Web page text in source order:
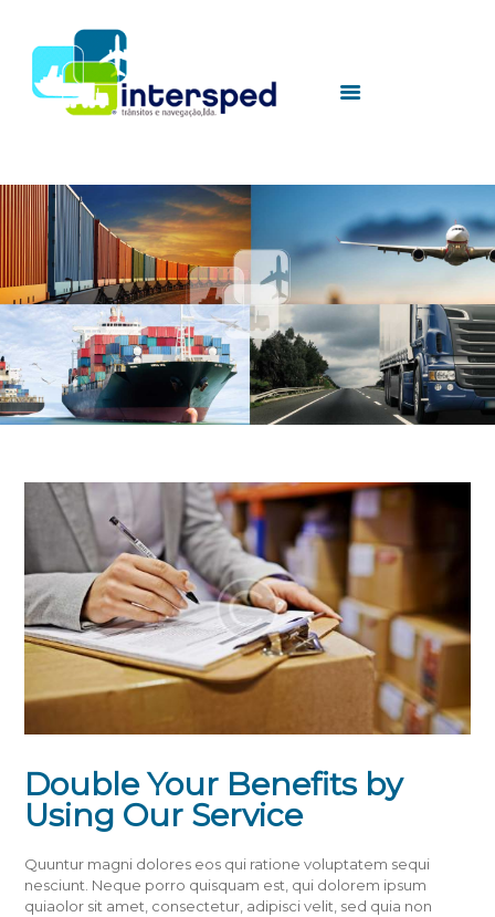
HOME
SERVIÇOS
UTILIDADES
CONTACTOS
Double Your Benefits by
Using Our Service
Quuntur magni dolores eos qui ratione voluptatem sequi
nesciunt. Neque porro quisquam est, qui dolorem ipsum
quiaolor sit amet, consectetur, adipisci velit, sed quia non